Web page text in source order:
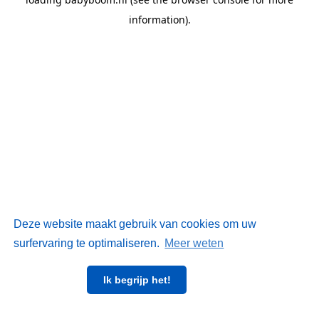
Deze website maakt gebruik van cookies om uw
surfervaring te optimaliseren. Meer weten
Ik begrijp het!
information).